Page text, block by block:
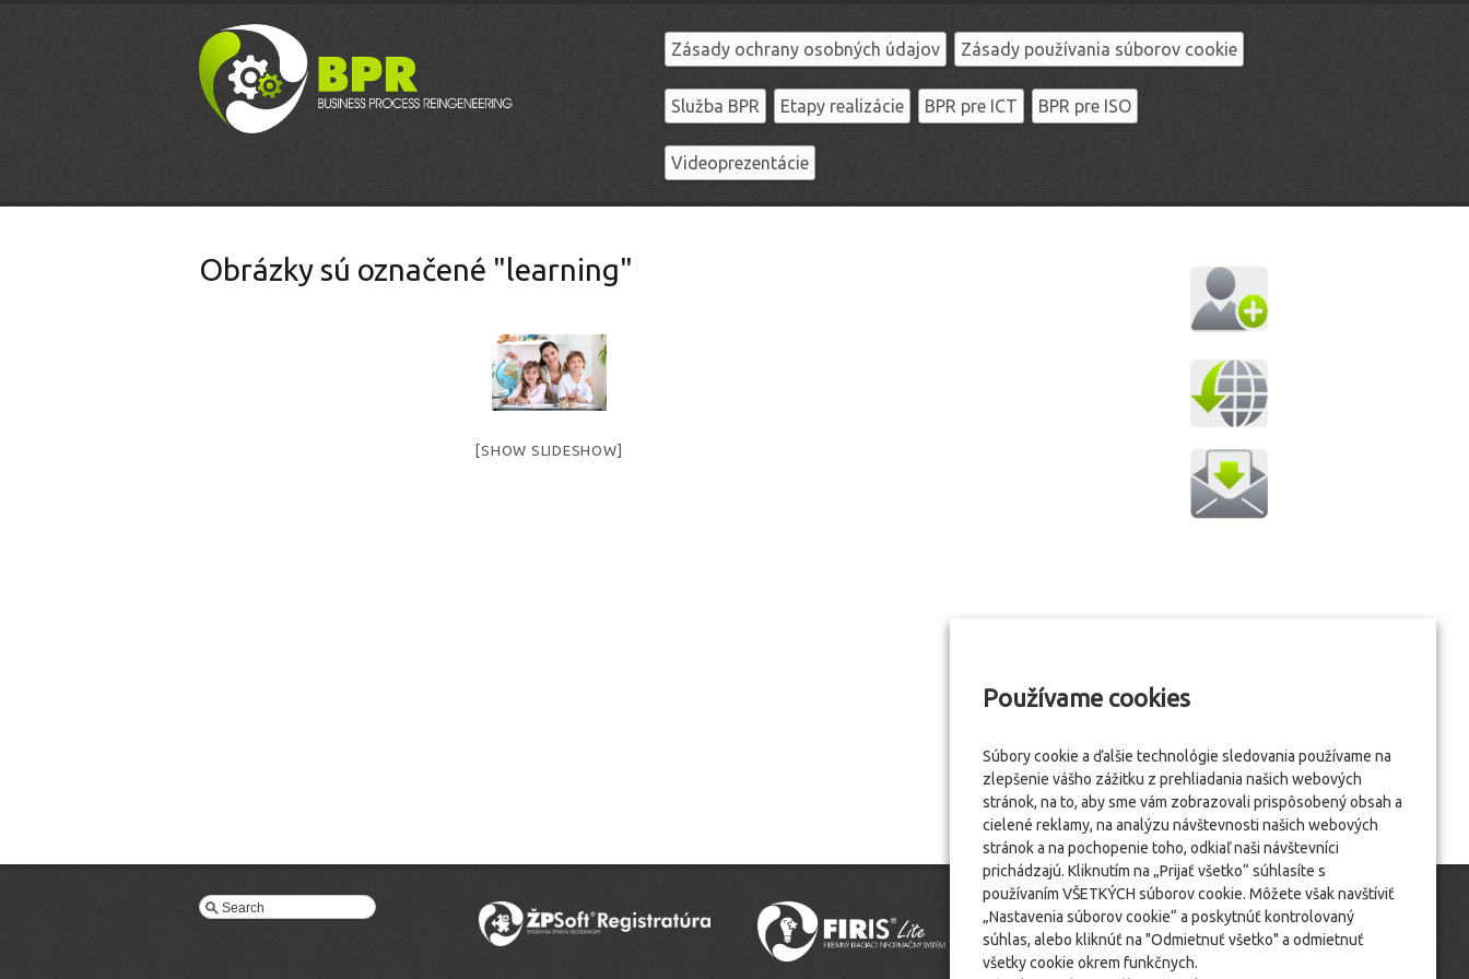
Zásady ochrany osobných údajov Zásady používania súborov cookie
Služba BPR Etapy realizácie BPR pre ICT BPR pre ISO
Videoprezentácie
Obrázky sú označené "learning"
[SHOW SLIDESHOW]
Používame cookies
Súbory cookie a ďalšie technológie sledovania používame na
zlepšenie vášho zážitku z prehliadania našich webových
stránok, na to, aby sme vám zobrazovali prispôsobený obsah a
cielené reklamy, na analýzu návštevnosti našich webových
stránok a na pochopenie toho, odkiaľ naši návštevníci
prichádzajú. Kliknutím na „Prijať všetko“ súhlasíte s
používaním VŠETKÝCH súborov cookie. Môžete však navštíviť
„Nastavenia súborov cookie“ a poskytnúť kontrolovaný
súhlas, alebo kliknúť na "Odmietnuť všetko" a odmietnuť
všetky cookie okrem funkčnych.